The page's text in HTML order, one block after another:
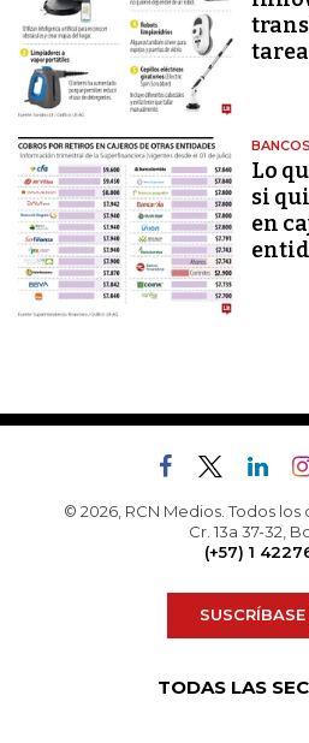
BANCOS
Lo
si
en
© 2026, RCN Medios. Todos
Cr. 13a 37-32,
(+57) 1
SUSCRÍBASE
TODAS LAS